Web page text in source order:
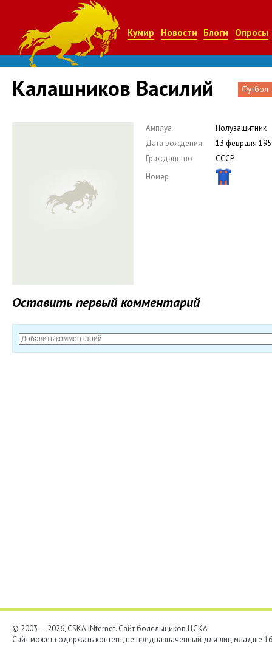
Кумир Новости Блоги Опросы
Калашников Василий Футбол
Амплуа
Полузащитник
Дата рождения
13 февраля
Гражданство
СССР
Номер
Оставить первый комментарий
© 2003 — 2026, CSKA.INternet. Cайт болельщиков ЦСКА
Сайт может содержать контент, не предназначенный для лиц младше